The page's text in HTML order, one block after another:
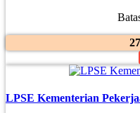
LPSE Kementerian